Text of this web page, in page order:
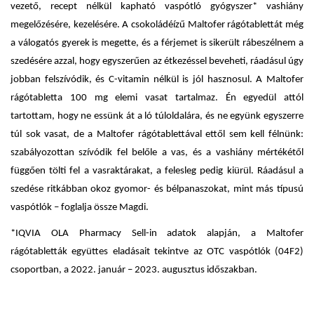
vezető, recept nélkül kapható vaspótló gyógyszer* vashiány
megelőzésére, kezelésére. A csokoládéízű Maltofer rágótablettát még
a válogatós gyerek is megette, és a férjemet is sikerült rábeszélnem a
szedésére azzal, hogy egyszerűen az étkezéssel beveheti, ráadásul úgy
jobban felszívódik, és C-vitamin nélkül is jól hasznosul. A Maltofer
rágótabletta 100 mg elemi vasat tartalmaz. Én egyedül attól
tartottam, hogy ne essünk át a ló túloldalára, és ne együnk egyszerre
túl sok vasat, de a Maltofer rágótablettával ettől sem kell félnünk:
szabályozottan szívódik fel belőle a vas, és a vashiány mértékétől
függően tölti fel a vasraktárakat, a felesleg pedig kiürül. Ráadásul a
szedése ritkábban okoz gyomor- és bélpanaszokat, mint más típusú
vaspótlók – foglalja össze Magdi.
*IQVIA OLA Pharmacy Sell-in adatok alapján, a Maltofer
rágótabletták együttes eladásait tekintve az OTC vaspótlók (04F2)
csoportban, a 2022. január – 2023. augusztus időszakban.